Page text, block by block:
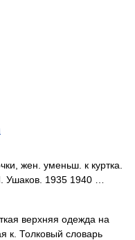
жен. уменьш. к куртка.
Ушаков. 1935 1940 …
верхняя одежда на
к. Толковый словарь